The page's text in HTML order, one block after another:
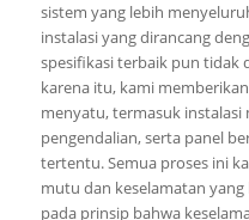
sistem yang lebih
instalasi yang dirancang
spesifikasi terbaik pun tidak
karena itu, kami
menyatu, termasuk instalasi
pengendalian, serta panel
tertentu. Semua proses ini
mutu dan keselamatan
pada prinsip bahwa